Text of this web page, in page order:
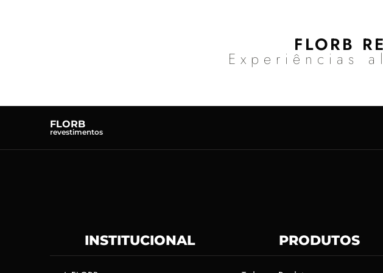
FLORB
Experiências
FLORB
revestimentos
INSTITUCIONAL PRODUTOS